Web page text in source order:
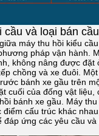
cầu và loại bán cầu
máy thu hồi kiểu
pháp vận hành.
không nâng được đặt
chồng và xe đuôi.
bánh xe gầu trên
cuối của đống vật liệu,
bánh xe gầu. Máy
điểm cấu trúc khác
đáp ứng các yêu cầu